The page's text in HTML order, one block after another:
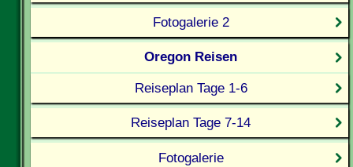
Fotogalerie 2
Oregon Reisen
Reiseplan Tage 1-6
Reiseplan Tage 7-14
Fotogalerie